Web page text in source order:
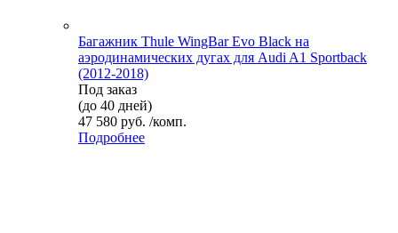
Багажник Thule WingBar Evo Black на
аэродинамических дугах для Audi A1 Sportback
(2012-2018)
Под заказ
(до 40 дней)
47 580 руб. /комп.
Подробнее